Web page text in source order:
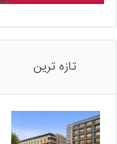
تازه ترین